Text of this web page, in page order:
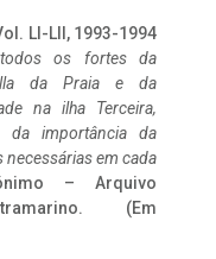
LI-LII, 1993-1994
os fortes da
da Praia e da
na ilha Terceira,
da importância da
necessárias em cada
– Arquivo
(Em